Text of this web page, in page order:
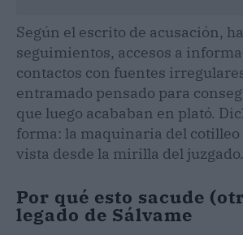
Según el escrito de acusación,
seguimientos, accesos a
contactos con fuentes
entramado pensado para
que luego acababan en plató.
forma: la maquinaria del
vista desde la mirilla del juzgado.
Por qué esto sacude
legado de Sálvame